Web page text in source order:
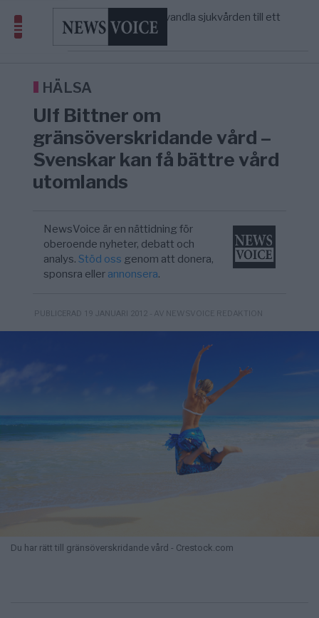
5/8
S och KD vill omvandla sjukvården till ett
geografiskt apartheidsystem
AFRIKA
Massiv anstormning till Ceuta – Misstankar
America” – Finally
HÄLSA
Ulf Bittner om
gränsöverskridande vård –
Svenskar kan få bättre vård
utomlands
NewsVoice är en nättidning för
oberoende nyheter, debatt och
analys.Stöd oss genom att donera,
sponsra eller annonsera.
PUBLICERAD 19 JANUARI 2012 - AV NEWSVOICE REDAKTION
Du har rätt till gränsöverskridande vård - Crestock.com